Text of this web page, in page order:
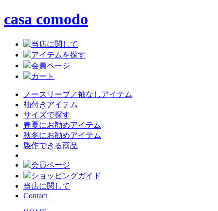
casa comodo
当店に関して
アイテムを探す
会員ページ
カート
ノースリーブ／袖なしアイテム
袖付きアイテム
サイズで探す
春夏にお勧めアイテム
秋冬にお勧めアイテム
製作できる商品
会員ページ
ショッピングガイド
当店に関して
Contact